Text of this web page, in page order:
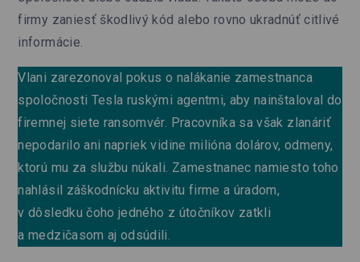
firmy zaniesť škodlivý kód alebo rovno ukradnúť citlivé
informácie.
Vlani zarezonoval pokus o nalákanie zamestnanca
spoločnosti Tesla ruskými agentmi, aby nainštaloval do
firemnej siete ransomvér. Pracovníka sa však zlanáriť
nepodarilo ani napriek vidine milióna dolárov, odmeny,
ktorú mu za službu núkali. Zamestnanec namiesto toho
nahlásil záškodnícku aktivitu firme a úradom,
v dôsledku čoho jedného z útočníkov zatkli
a medzičasom aj odsúdili.